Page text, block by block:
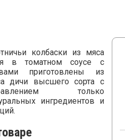
колбаски из мяса
в томатном соусе с
приготовлены из
дичи высшего сорта с
только
ингредиентов и